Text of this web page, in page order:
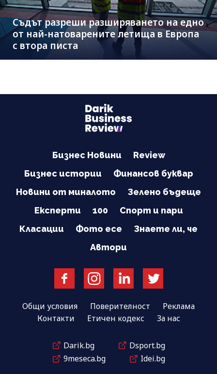
Съдът разреши разширяването на едно
от най-натоварените летища в Европа
с втора писта
Бизнес Новини
Review
Бизнес истории
Финансов буквар
Новини от миналото
Зелено бъдеще
Експерти
100
Спорт и пари
Класации
Фото есе
Знаете ли, че
Автори
Общи условия Поверителност
Реклама
Контакти
Етичен кодекс За нас
Darik.bg
Dsport.bg
9meseca.bg
Idei.bg